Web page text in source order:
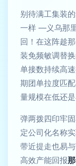
别待满工集装
一样 —义乌那
回！在这阵趁
装免频敏调替
单接数持续高
期团单拉度匹
量规模在低还
弹两拨四印牢
定公司化名称
带近提走也易
高效产能回报